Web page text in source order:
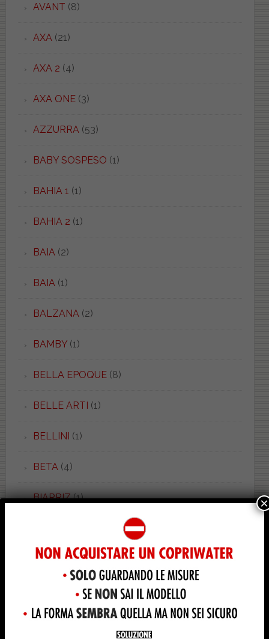
AVANT (8)
AXA (21)
AXA 2 (4)
AXA ONE(3)
AZZURRA (53)
BABY SOSPESO (1)
BAHIA 1 (1)
BAHIA 2 (1)
BAIA (2)
BAIA (1)
BALZANA (2)
BAMBY(1)
BELLA EPOQUE(8)
BELLE ARTI (1)
BELLINI (1)
BETA (4)
BIARRIZ(1)
BOHEME(2)
BOHEMIEN(1)
BONSAI(3)
×